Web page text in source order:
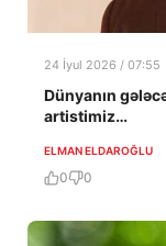
24 İyul 2026 / 07:55
Dünyanın
artistimiz…
ELMAN ELDAROĞLU
0 0